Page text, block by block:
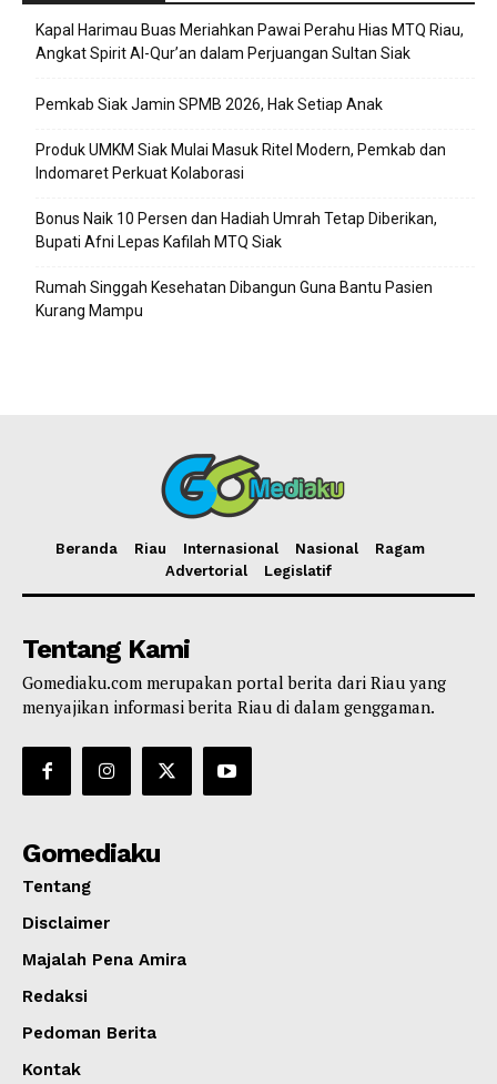
Kapal Harimau Buas Meriahkan Pawai Perahu Hias MTQ Riau,
Angkat Spirit Al-Qur’an dalam Perjuangan Sultan Siak
Pemkab Siak Jamin SPMB 2026, Hak Setiap Anak
Produk UMKM Siak Mulai Masuk Ritel Modern, Pemkab dan
Indomaret Perkuat Kolaborasi
Bonus Naik 10 Persen dan Hadiah Umrah Tetap Diberikan,
Bupati Afni Lepas Kafilah MTQ Siak
Rumah Singgah Kesehatan Dibangun Guna Bantu Pasien
Kurang Mampu
Beranda Riau Internasional Nasional
Ragam
Advertorial
Legislatif
Tentang Kami
Gomediaku.com merupakan portal berita dari Riau yang
menyajikan informasi berita Riau di dalam genggaman.
Gomediaku
Tentang
Disclaimer
Majalah Pena Amira
Redaksi
Pedoman Berita
Kontak